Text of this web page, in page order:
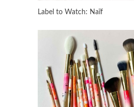
Label to Watch: Naïf